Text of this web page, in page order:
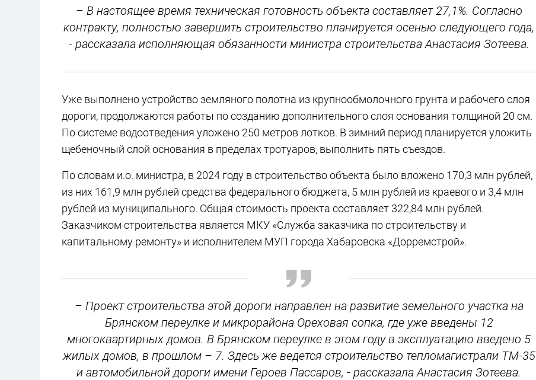
– В настоящее время техническая готовность объекта составляет 27,1%. Согласно
контракту, полностью завершить строительство планируется осенью следующего года,
- рассказала исполняющая обязанности министра строительства Анастасия Зотеева.
Уже выполнено устройство земляного полотна из крупнообмолочного грунта и рабочего слоя
дороги, продолжаются работы по созданию дополнительного слоя основания толщиной 20 см.
По системе водоотведения уложено 250 метров лотков. В зимний период планируется уложить
щебеночный слой основания в пределах тротуаров, выполнить пять съездов.
По словам и.о. министра, в 2024 году в строительство объекта было вложено 170,3 млн рублей,
из них 161,9 млн рублей средства федерального бюджета, 5 млн рублей из краевого и 3,4 млн
рублей из муниципального. Общая стоимость проекта составляет 322,84 млн рублей.
Заказчиком строительства является МКУ «Служба заказчика по строительству и
капитальному ремонту» и исполнителем МУП города Хабаровска «Дорремстрой».
– Проект строительства этой дороги направлен на развитие земельного участка на
Брянском переулке и микрорайона Ореховая сопка, где уже введены 12
многоквартирных домов. В Брянском переулке в этом году в эксплуатацию введено 5
жилых домов, в прошлом – 7. Здесь же ведется строительство тепломагистрали ТМ-35
и автомобильной дороги имени Героев Пассаров, - рассказала Анастасия Зотеева.